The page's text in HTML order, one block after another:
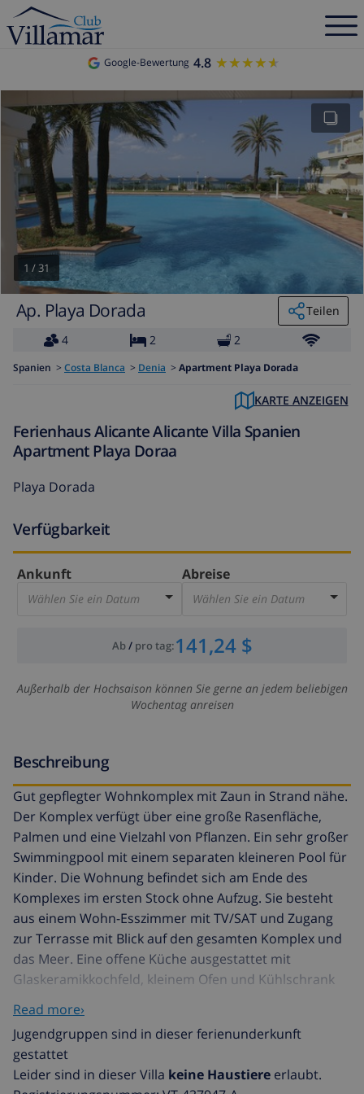
Google-Bewertung 4.8 ★★★★★
★★★★★
1 /31
Ap. Playa Dorada
Teilen
4
2 2
Spanien > Costa Blanca > Denia > Apartment Playa Dorada
KARTE ANZEIGEN
Ferienhaus Alicante Alicante Villa Spanien
Apartment Playa Doraa
Playa Dorada
Verfügbarkeit
Ankunft
Wählen Sie ein Datum
Abreise
Wählen Sie ein Datum
Ab/ pro tag:141,24 $
Außerhalb der Hochsaison können Sie gerne an jedem beliebigen
Wochentag anreisen
Beschreibung
Gut gepflegter Wohnkomplex mit Zaun in Strand nähe.
Der Komplex verfügt über eine große Rasenfläche,
Palmen und eine Vielzahl von Pflanzen. Ein sehr großer
Swimmingpool mit einem separaten kleineren Pool für
Kinder. Die Wohnung befindet sich am Ende des
Komplexes im ersten Stock ohne Aufzug. Sie besteht
aus einem Wohn-Esszimmer mit TV/SAT und Zugang
zur Terrasse mit Blick auf den gesamten Komplex und
das Meer. Eine offene Küche ausgestattet mit
Glaskeramikkochfeld, kleinem Ofen und Kühlschrank
mit Gefrierfach. Es gibt ein Doppelzimmer mit einem
Bett von 150 cm und ein weiteres Doppelzimmer mit
zwei Einzelbetten, eine Toilette mit Waschmaschine
und ein Badezimmer. Die gesamte Wohnung verfügt
über Klimaanlage (Preisliste beachten). Entfernung
Read more›
Jugendgruppen sind in dieser ferienunderkunft
gestattet
Leider sind in dieser Villa keine Haustiere erlaubt.